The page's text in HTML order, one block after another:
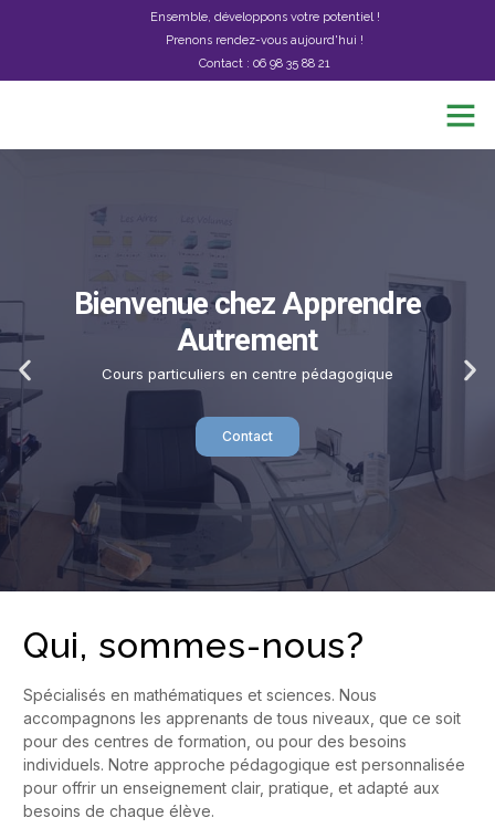
Ensemble, développons votre potentiel !
Prenons rendez-vous aujourd'hui !
Contact : 06 98 35 88 21
Bienvenue chez Apprendre
Autrement
Cours particuliers en centre pédagogique
Contact
Qui, sommes-nous?
Spécialisés en mathématiques et sciences. Nous
accompagnons les apprenants de tous niveaux, que ce soit
pour des centres de formation, ou pour des besoins
individuels. Notre approche pédagogique est personnalisée
pour offrir un enseignement clair, pratique, et adapté aux
besoins de chaque élève.